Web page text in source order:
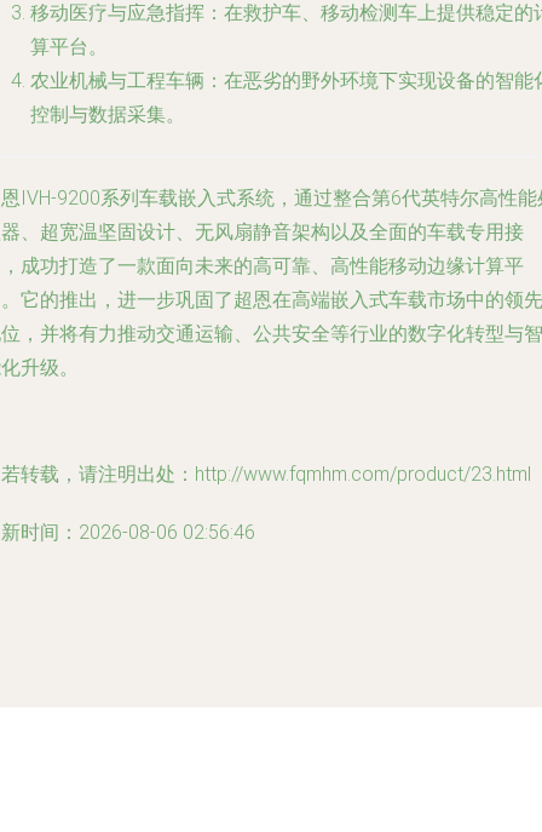
移动医疗与应急指挥 ：在救护车、移动检测车上提供稳定的
算平台。
农业机械与工程车辆 ：在恶劣的野外环境下实现设备的智能
控制与数据采集。
IVH-9200系列车载嵌入式系统，通过整合第6代英特尔高性能
、超宽温坚固设计、无风扇静音架构以及全面的车载专用接
成功打造了一款面向未来的高可靠、高性能移动边缘计算平
它的推出，进一步巩固了超恩在高端嵌入式车载市场中的领先
，并将有力推动交通运输、公共安全等行业的数字化转型与智
升级。
转载，请注明出处：http://www.fqmhm.com/product/23.html
时间：2026-08-06 02:56:46